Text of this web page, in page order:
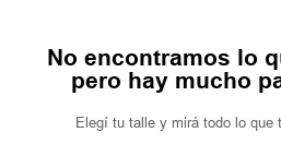
No encontramos lo
pero hay mucho
Elegí tu talle y mirá todo lo que